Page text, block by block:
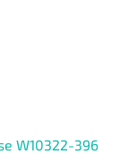
W10322-396